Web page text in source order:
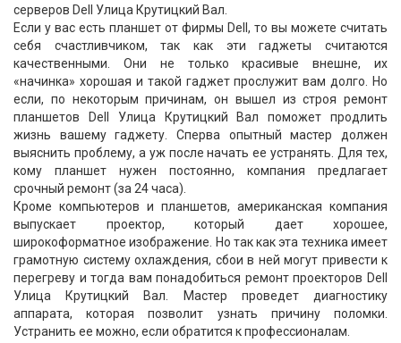
серверов Dell Улица Крутицкий Вал.
Если у вас есть планшет от фирмы Dell, то вы можете считать
себя счастливчиком, так как эти гаджеты считаются
качественными. Они не только красивые внешне, их
«начинка» хорошая и такой гаджет прослужит вам долго. Но
если, по некоторым причинам, он вышел из строя ремонт
планшетов Dell Улица Крутицкий Вал поможет продлить
жизнь вашему гаджету. Сперва опытный мастер должен
выяснить проблему, а уж после начать ее устранять. Для тех,
кому планшет нужен постоянно, компания предлагает
срочный ремонт (за 24 часа).
Кроме компьютеров и планшетов, американская компания
выпускает проектор, который дает хорошее,
широкоформатное изображение. Но так как эта техника имеет
грамотную систему охлаждения, сбои в ней могут привести к
перегреву и тогда вам понадобиться ремонт проекторов Dell
Улица Крутицкий Вал. Мастер проведет диагностику
аппарата, которая позволит узнать причину поломки.
Устранить ее можно, если обратится к профессионалам.